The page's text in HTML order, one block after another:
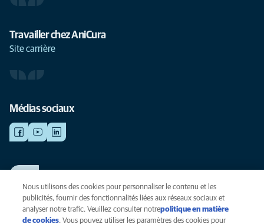
Travailler chez AniCura
Site carrière
Médias sociaux
Voir nos offres d'emploi
Nous utilisons des cookies pour personnaliser le contenu et les
publicités, fournir des fonctionnalités liées aux réseaux sociaux et
analyser notre trafic. Veuillez consulter notrepolitique en matière
de cookies(opens in a new tab)
. Vous pouvez utiliser les paramètres des cookies pour